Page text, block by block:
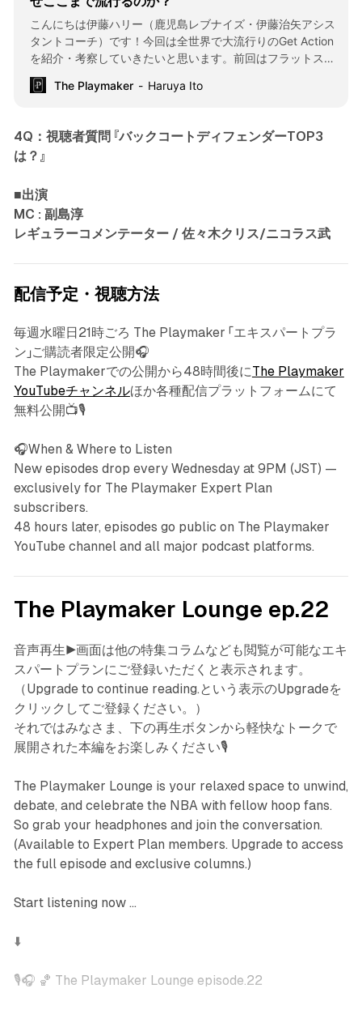
こんにちは伊藤ハリー（鹿児島レブナイズ・伊藤治矢アシス
タントコーチ）です！今回は全世界で大流行りのGet Action
を紹介・考察していきたいと思います。前回はフラットスク
リーンというボールスクリーン（以下BS）の種類、そしてそ
の有効性を発揮するために必要なボールハンドラーのセット
ついて言及し、深掘りしたいと思います。 Get Actionとは そ
もそもGet Actionとは何のことでしょうか？ここでは僕も結
引用します（あくまでも個人ブログのようなサイトなので正
式な定義ではないかもしれませんが、私的には納得する解釈
なのでこちらから引用させていただきます）。 “Definition:
an action in which a player (usually a guard) passes to a
teammate (usually a big) and then fol
The Playmaker Haruya Ito
4Q：視聴者質問 『バックコートディフェンダーTOP3
は？』
■出演
MC : 副島淳
レギュラーコメンテーター / 佐々木クリス/ニコラス武
配信予定・視聴方法
毎週水曜日21時ごろ The Playmaker 「エキスパートプラ
ン」ご購読者限定公開🎧
The Playmakerでの公開から48時間後にThe Playmaker
YouTubeチャンネルほか各種配信プラットフォームにて
無料公開📺🎙️
🎧When & Where to Listen
New episodes drop every Wednesday at 9PM (JST) —
exclusively for The Playmaker Expert Plan
subscribers.
48 hours later, episodes go public on The Playmaker
YouTube channel and all major podcast platforms.
The Playmaker Lounge ep.22
音声再生▶️画面は他の特集コラムなども閲覧が可能なエキ
スパートプランにご登録いただくと表示されます。
（Upgrade to continue reading.という表示のUpgradeを
クリックしてご登録ください。）
それではみなさま、下の再生ボタンから軽快なトークで
展開された本編をお楽しみください🎙️
The Playmaker Lounge is your relaxed space to unwind,
debate, and celebrate the NBA with fellow hoop fans.
So grab your headphones and join the conversation.
(Available to Expert Plan members. Upgrade to access
the full episode and exclusive columns.)
Start listening now ...
⬇️
🎙️🎧 🏀 The Playmaker Lounge episode.22